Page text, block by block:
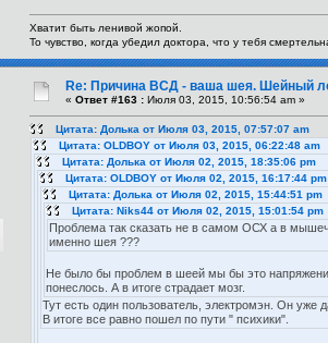
Хватит быть ленивой жопой.
То чувство, когда убедил доктора, что у тебя
Re: Причина ВСД - ваша шея. Шейный
« Ответ #163 : Июля 03, 2015, 10:56:54 am »
Цитата: Долька от Июля 03, 2015, 07:57:07 am
Цитата: OLDBOY от Июля 03, 2015, 06:22:48 am
Цитата: Долька от Июля 02, 2015, 18:35:06 pm
Цитата: OLDBOY от Июля 02, 2015, 16:17:44 pm
Цитата: Долька от Июля 02, 2015, 15:44:51 pm
Цитата: Niks44 от Июля 02, 2015, 15:01:54 pm
Проблема так сказать не в самом ОСХ а в
именно шея ???
Не было бы проблем в шеей мы бы это
понеслось. А в итоге страдает мозг.
Тут есть один пользователь, электромэн. Он
В итоге все равно пошел по пути " психики".